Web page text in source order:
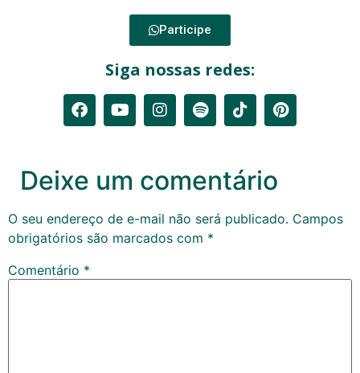
Participe
Siga nossas redes:
Deixe um comentário
O seu endereço de e-mail não será publicado. Campos
obrigatórios são marcados com *
Comentário *